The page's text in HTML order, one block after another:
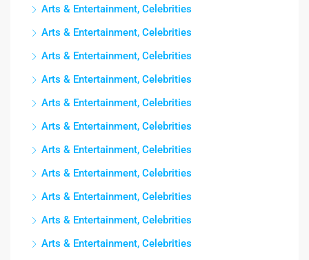
Arts & Entertainment, Celebrities
Arts & Entertainment, Celebrities
Arts & Entertainment, Celebrities
Arts & Entertainment, Celebrities
Arts & Entertainment, Celebrities
Arts & Entertainment, Celebrities
Arts & Entertainment, Celebrities
Arts & Entertainment, Celebrities
Arts & Entertainment, Celebrities
Arts & Entertainment, Celebrities
Arts & Entertainment, Celebrities